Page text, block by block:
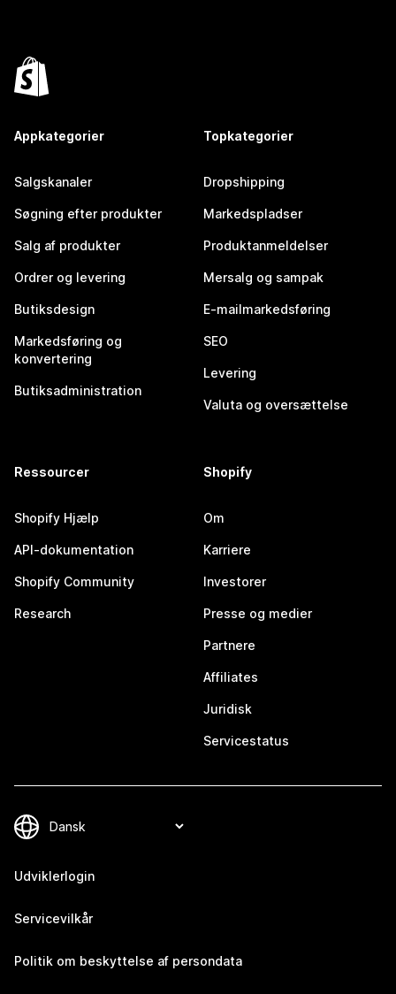
Appkategorier
Salgskanaler
Søgning efter produkter
Salg af produkter
Ordrer og levering
Butiksdesign
Markedsføring og
konvertering
Butiksadministration
Topkategorier
Dropshipping
Markedspladser
Produktanmeldelser
Mersalg og sampak
E-mailmarkedsføring
SEO
Levering
Valuta og oversættelse
Ressourcer
Shopify Hjælp
API-dokumentation
Shopify Community
Research
Shopify
Om
Karriere
Investorer
Presse og medier
Partnere
Affiliates
Juridisk
Servicestatus
Udviklerlogin
Servicevilkår
Politik om beskyttelse af persondata